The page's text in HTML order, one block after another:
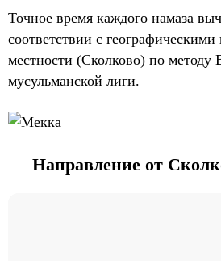
Точное время каждого намаза
соответствии с
местности (Сколково) по методу
мусульманской лиги.
Направление от